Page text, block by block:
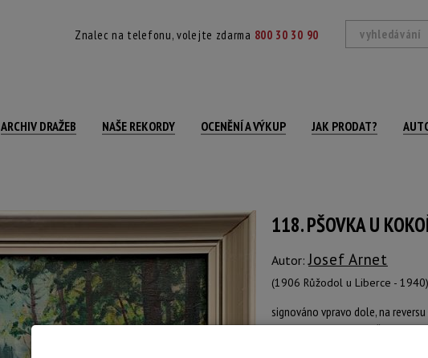
Znalec na telefonu, volejte zdarma 800 30 30 90
ARCHIV DRAŽEB NAŠE REKORDY OCENĚNÍ A VÝKUP JAK PRODAT?
118. PŠOVKA U
Autor:Josef Arnet
(1906 Růžodol u Liberce - 1940)
signováno vpravo dole, na
Technika: olej na plátně